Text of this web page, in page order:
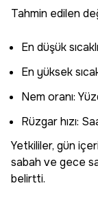
Tahmin edilen
En düşük
En yüksek
Nem oranı:
Rüzgar hızı:
Yetkililer, gün
sabah ve gece
belirtti.